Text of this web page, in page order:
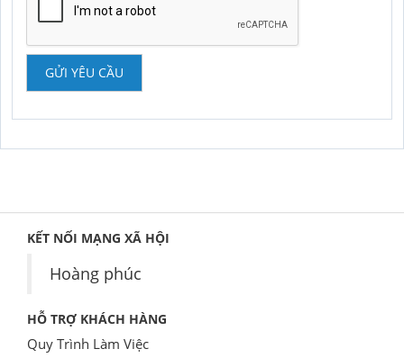
GỬI YÊU CẦU
KẾT NỐI MẠNG XÃ HỘI
Hoàng phúc
HỖ TRỢ KHÁCH HÀNG
Quy Trình Làm Việc